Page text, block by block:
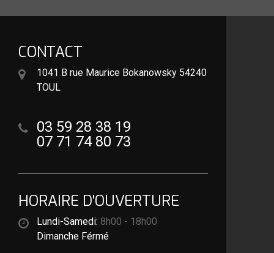
CONTACT
1041 B rue Maurice Bokanowsky 54240
TOUL
03 59 28 38 19
07 71 74 80 73
HORAIRE D'OUVERTURE
Lundi-Samedi: 8h00 - 18h00
Dimanche Férmé